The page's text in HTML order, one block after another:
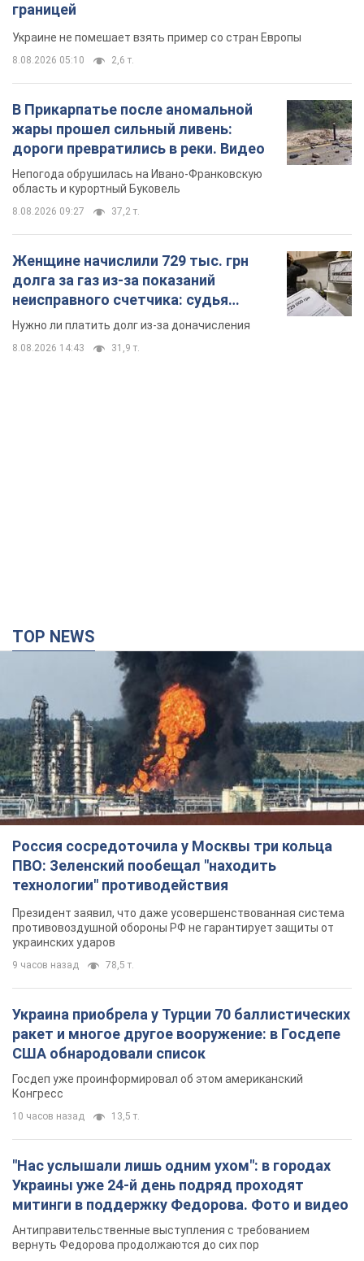
границей
Украине не помешает взять пример со стран Европы
8.08.2026 05:10 2,6 т.
В Прикарпатье после аномальной
жары прошел сильный ливень:
дороги превратились в реки. Видео
Непогода обрушилась на Ивано-Франковскую
область и курортный Буковель
8.08.2026 09:27 37,2 т.
Женщине начислили 729 тыс. грн
долга за газ из-за показаний
неисправного счетчика: судья
вынес неожиданное решение
Нужно ли платить долг из-за доначисления
8.08.2026 14:43 31,9 т.
TOP NEWS
Россия сосредоточила у Москвы три кольца
ПВО: Зеленский пообещал "находить
технологии" противодействия
Президент заявил, что даже усовершенствованная система
противовоздушной обороны РФ не гарантирует защиты от
украинских ударов
9 часов назад 78,5 т.
Украина приобрела у Турции 70 баллистических
ракет и многое другое вооружение: в Госдепе
США обнародовали список
Госдеп уже проинформировал об этом американский
Конгресс
10 часов назад 13,5 т.
"Нас услышали лишь одним ухом": в городах
Украины уже 24-й день подряд проходят
митинги в поддержку Федорова. Фото и видео
Антиправительственные выступления с требованием
вернуть Федорова продолжаются до сих пор